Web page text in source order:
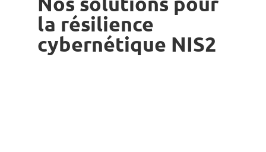
la résilience
cybernétique NIS2